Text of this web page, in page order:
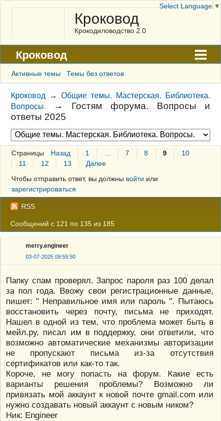
Кроковод
Крокодиловодство 2.0
Кроковод
Форум
Архив
ГАЛЕРЕЯ
Правила
Поиск
Регистрация
Вход
Активные темы Темы без ответов
Кроковод →Общие темы. Мастерская. Библиотека.
Вопросы.
→ Гостям форума. Вопросы и
ответы 2025
Страницы Назад 1 7 8 9
10
11
12 13
Далее
Чтобы отправить ответ, вы должны войти или
зарегистрироваться
RSS
Сообщений с 121 по 135 из 185
merry.engineer
03-07-2025 09:59:50
Папку спам проверял. Запрос пароля раз 100 делал
за пол года. Ввожу свои регистрационные данные,
пишет: " Неправильное имя или пароль ". Пытаюсь
восстановить через почту, письма не приходят.
Нашел в одной из тем, что проблема может быть в
мейл.ру, писал им в поддержку, они ответили, что
возможно автоматические механизмы авторизации
не пропускают письма из-за отсутствия
сертификатов или как-то так.
Короче, не могу попасть на форум. Какие есть
варианты решения проблемы? Возможно ли
привязать мой аккаунт к новой почте gmail.com или
нужно создавать новый аккаунт с новым ником?
Ник: Engineer
Select Language ▼